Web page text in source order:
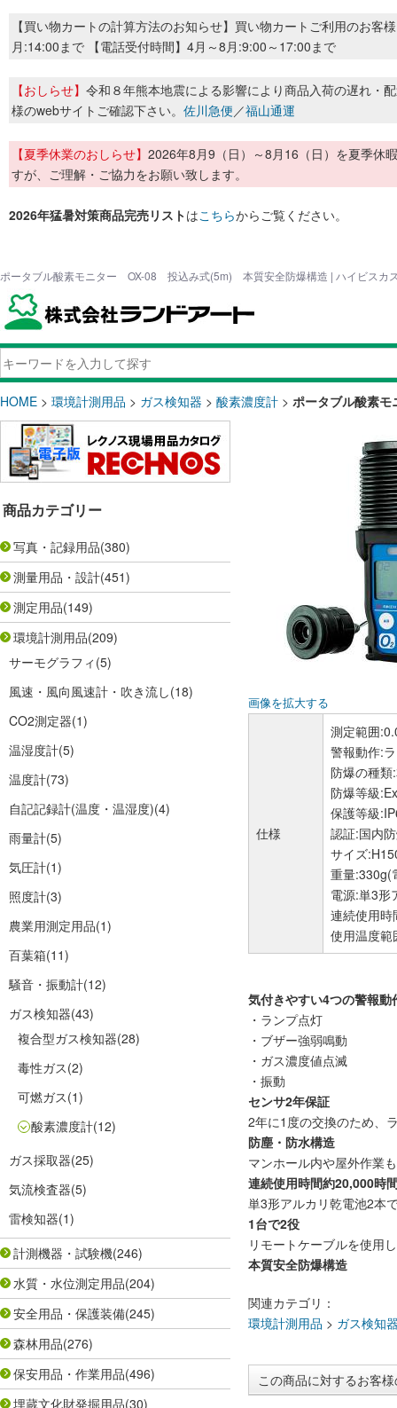
【買い物カートの計算方法のお知らせ】買い物カートご利用のお客
月:14:00まで 【電話受付時間】4月～8月:9:00～17:00まで
【おしらせ】 令和８年熊本地震による影響により商品入荷の遅れ・
様のwebサイトご確認下さい。 佐川急便／福山通運
【夏季休業のおしらせ】 2026年8月9（日）～8月16（日）を夏季休
すが、ご理解・ご協力をお願い致します。
2026年猛暑対策商品完売リストはこちらからご覧ください。
ポータブル酸素モニター OX-08 投込み式(5m) 本質安全防爆構造 | ハイビスカ
HOME > 環境計測用品 > ガス検知器 > 酸素濃度計 > ポータブル酸素
商品カテゴリー
写真・記録用品(380)
測量用品・設計(451)
測定用品(149)
環境計測用品(209)
サーモグラフィ (5)
風速・風向風速計・吹き流し(18)
CO2測定器(1)
温湿度計(5)
温度計(73)
自記記録計(温度・温湿度)(4)
雨量計(5)
気圧計(1)
照度計(3)
農業用測定用品(1)
百葉箱(11)
騒音・振動計(12)
ガス検知器(43)
複合型ガス検知器(28)
毒性ガス(2)
可燃ガス(1)
酸素濃度計(12)
ガス採取器(25)
気流検査器(5)
雷検知器(1)
計測機器・試験機(246)
水質・水位測定用品(204)
安全用品・保護装備(245)
森林用品(276)
保安用品・作業用品(496)
埋蔵文化財発掘用品(30)
画像を拡大する
仕様
測定範囲
警報動作:
防爆の種類
防爆等級
保護等級
認証:国内
サイズ
重量:330g(
電源:単3形
連続使用
使用温度
気付きやすい4つの警報動
・ランプ点灯
・ブザー強弱鳴動
・ガス濃度値点滅
・振動
センサ2年保証
2年に1度の交換のため、
防塵・防水構造
マンホール内や屋外作業
連続使用時間約20,000時
単3形アルカリ乾電池2本
1台で2役
リモートケーブルを使用
本質安全防爆構造
関連カテゴリ：
環境計測用品 > ガス検知
この商品に対するお客